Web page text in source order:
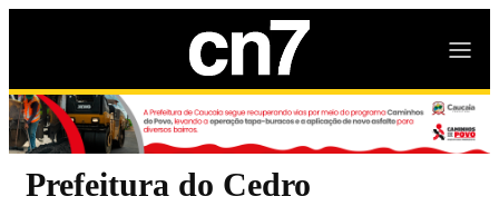
Prefeitura do Cedro